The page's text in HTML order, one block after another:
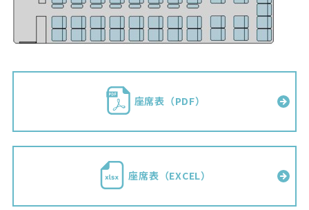
座席表（PDF）
座席表（EXCEL）